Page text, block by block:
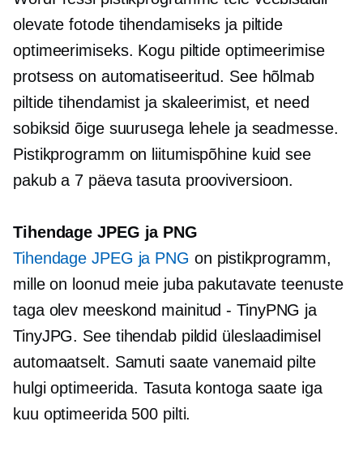
olevate fotode tihendamiseks ja piltide
optimeerimiseks. Kogu piltide optimeerimise
protsess on automatiseeritud. See hõlmab
piltide tihendamist ja skaleerimist, et need
sobiksid õige suurusega lehele ja seadmesse.
Pistikprogramm on liitumispõhinekuid see
pakub a 7 päevatasuta prooviversioon.
Tihendage JPEG ja PNG
Tihendage JPEG ja PNG on pistikprogramm,
mille on loonud meie juba pakutavate teenuste
taga olev meeskond mainitud - TinyPNG ja
TinyJPG. See tihendab pildid üleslaadimisel
automaatselt. Samuti saate vanemaid pilte
hulgi optimeerida. Tasuta kontoga saate iga
kuu optimeerida 500 pilti.